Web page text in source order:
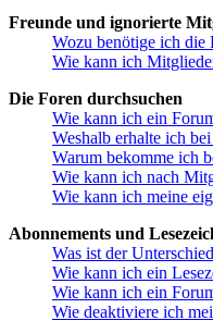
Freunde und ignorierte
Wozu benötige ich die
Wie kann ich
Die Foren durchsuchen
Wie kann ich ein
Weshalb erhalte ich
Warum bekomme ich
Wie kann ich nach
Wie kann ich meine
Abonnements und
Was ist der
Wie kann ich ein
Wie kann ich ein
Wie deaktiviere ich